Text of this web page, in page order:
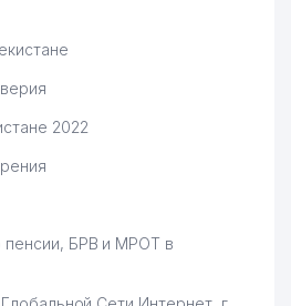
2022
БРВ и МРОТ в